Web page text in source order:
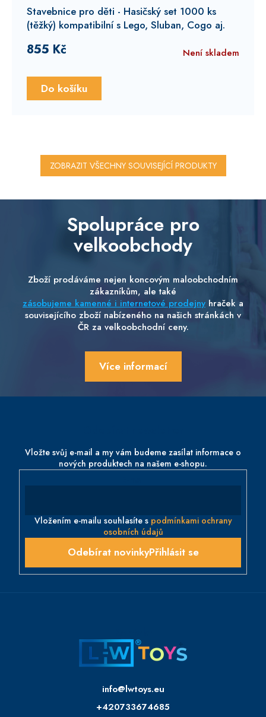
hodnocení
produktu
je
5,0
z
hvězdiček.
Stavebnice pro děti - Hasičský set 1000 ks
(těžký) kompatibilní s Lego, Sluban, Cogo aj.
855 Kč Není skladem
Do košíku
ZOBRAZIT VŠECHNY SOUVISEJÍCÍ PRODUKTY
Spolupráce pro
velkoobchody
Zboží prodáváme nejen koncovým maloobchodním
zákazníkům, ale také
zásobujeme kamenné i internetové prodejny hraček a
souvisejícího zboží nabízeného na našich stránkách v
ČR za velkoobchodní ceny.
Více informací
Z
Vložte svůj e-mail a my vám budeme zasílat informace o
nových produktech na našem e-shopu.
Vložením e-mailu souhlasíte s podmínkami ochrany
osobních údajů
Přihlásit se
info@lwtoys.eu
+420733674685